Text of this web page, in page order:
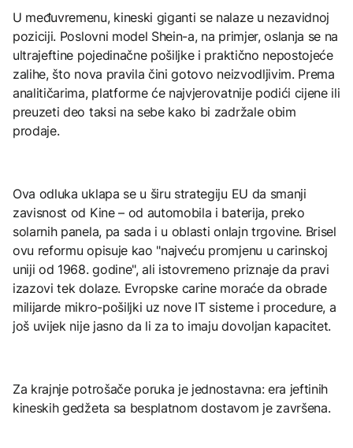
U međuvremenu, kineski giganti se nalaze u nezavidnoj
poziciji. Poslovni model Shein-a, na primjer, oslanja se na
ultrajeftine pojedinačne pošiljke i praktično nepostojeće
zalihe, što nova pravila čini gotovo neizvodljivim. Prema
analitičarima, platforme će najvjerovatnije podići cijene ili
preuzeti deo taksi na sebe kako bi zadržale obim
prodaje.
Ova odluka uklapa se u širu strategiju EU da smanji
zavisnost od Kine – od automobila i baterija, preko
solarnih panela, pa sada i u oblasti onlajn trgovine. Brisel
ovu reformu opisuje kao "najveću promjenu u carinskoj
uniji od 1968. godine", ali istovremeno priznaje da pravi
izazovi tek dolaze. Evropske carine moraće da obrade
milijarde mikro-pošiljki uz nove IT sisteme i procedure, a
još uvijek nije jasno da li za to imaju dovoljan kapacitet.
Za krajnje potrošače poruka je jednostavna: era jeftinih
kineskih gedžeta sa besplatnom dostavom je završena.